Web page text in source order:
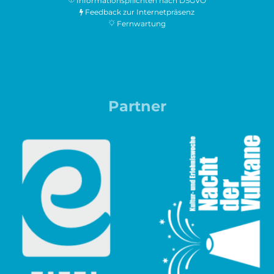
Feedback zur Internetpräsenz
Fernwartung
Partner